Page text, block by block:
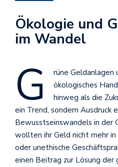
Ökologie und
im Wandel
G
rüne Geldanlagen
ökologisches
hinweg als die
ein Trend, sondern Ausdruck
Bewusstseinswandels in der
wollten ihr Geld nicht mehr in
oder unethische
einen Beitrag zur Lösung der